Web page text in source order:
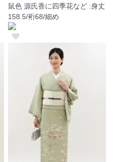
鼠色 源氏香に四季花など :身丈
158.5/裄68/細め